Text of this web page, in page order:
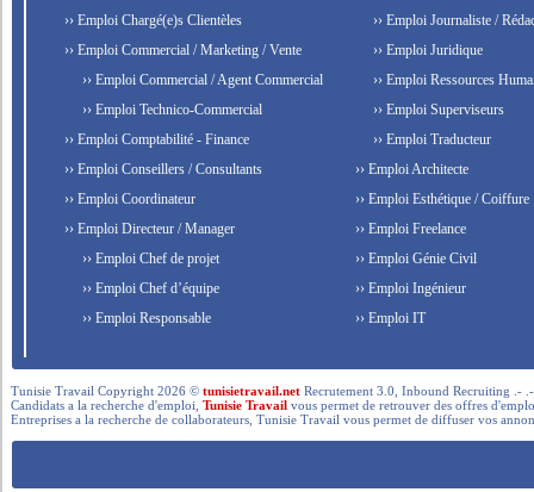
›› Emploi Chargé(e)s Clientèles
›› Emploi Commercial / Marketing / Vente
›› Emploi Commercial / Agent Commercial
›› Emploi Technico-Commercial
›› Emploi Comptabilité - Finance
›› Emploi Conseillers / Consultants
›› Emploi Coordinateur
›› Emploi Directeur / Manager
›› Emploi Chef de projet
›› Emploi Chef d’équipe
›› Emploi Responsable
›› Emploi Journaliste /
›› Emploi Juridique
›› Emploi Ressources
›› Emploi Superviseurs
›› Emploi Traducteur
›› Emploi Architecte
›› Emploi Esthétique / Coiffure
›› Emploi Freelance
›› Emploi Génie Civil
›› Emploi Ingénieur
›› Emploi IT
Tunisie Travail Copyright 2026 ©tunisietravail.net Recrutement 3.0, Inbound Recruiting .-
Candidats a la recherche d'emploi,Tunisie Travail vous permet de retrouver des offres
Entreprises a la recherche de collaborateurs, Tunisie Travail vous permet de diffuser vos